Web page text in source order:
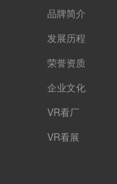
品牌简介
发展历程
荣誉资质
企业文化
VR看厂
VR看展